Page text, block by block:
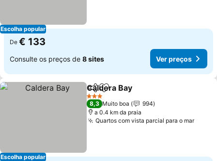
Escolha popular
De € 133
Consulte os preços de 8 sites Ver preços
Escolha popular
PartilharAdicionar aos favoritos
Caldera Bay
3 Estrelas
8,3 Muito boa
994
a 0.4 km da praia
Quartos com vista parcial para o mar